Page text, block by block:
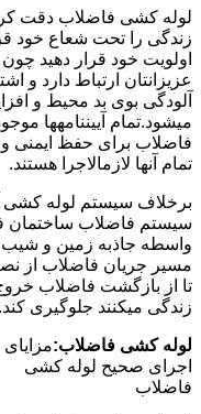
لوله کشی فاضلاب دقت
زندگی را تحت شعاع خود
اولویت خود قرار دهید
عزیزانتان ارتباط دارد و
آلودگی بوی بد محیط و
میشود.تمام آییننامهها
فاضلاب برای حفظ ایمنی
تمام آنها لازمالاجرا هستند.
برخلاف سیستم لوله
سیستم فاضلاب ساختمان
واسطه جاذبه زمین و شیب
مسیر جریان فاضلاب از
تا از بازگشت فاضلاب
زندگی میکنند جلوگیری کند.
لوله کشی فاضلاب:مزایای
اجرای صحیح لوله کشی
فاضلاب